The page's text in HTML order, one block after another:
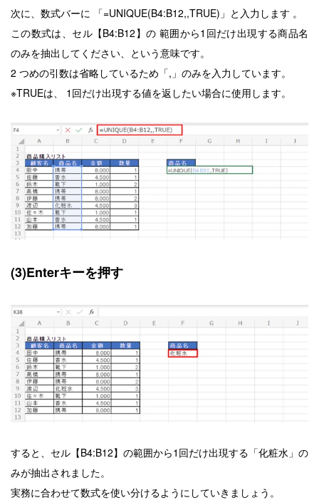
次に、数式バーに 「=UNIQUE(B4:B12,,TRUE)」と入力します 。
この数式は、セル【B4:B12】の 範囲から1回だけ出現する商品名
のみを抽出してください、という意味です。
2 つめの引数は省略しているため「,」のみを入力しています。
※TRUEは、 1回だけ出現する値を返したい場合に使用します。
(3)Enterキーを押す
すると、セル【B4:B12】の範囲から1回だけ出現する「化粧水」の
みが抽出されました。
実務に合わせて数式を使い分けるようにしていきましょう。